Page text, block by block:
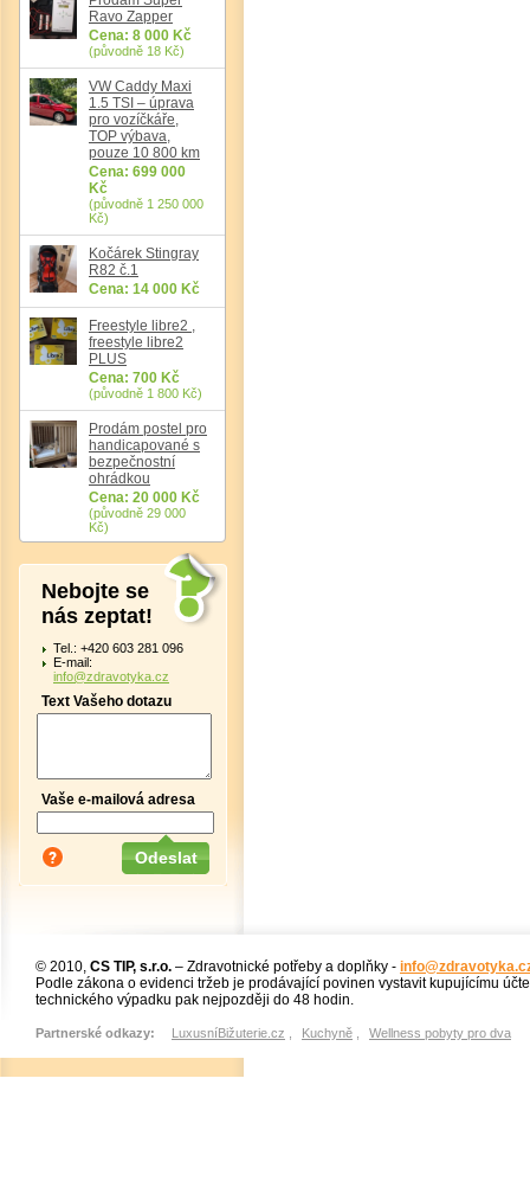
Ravo Zapper
Cena: 8 000 Kč
(původně 18 Kč)
VW Caddy Maxi
1.5 TSI – úprava
pro vozíčkáře,
TOP výbava,
pouze 10 800 km
Cena: 699 000
Kč
(původně 1 250 000
Kč)
Kočárek Stingray
R82 č.1
Cena: 14 000 Kč
Freestyle libre2 ,
freestyle libre2
PLUS
Cena: 700 Kč
(původně 1 800 Kč)
Prodám postel pro
handicapované s
bezpečnostní
ohrádkou
Cena: 20 000 Kč
(původně 29 000
Kč)
Nebojte se
nás zeptat!
Tel.: +420 603 281 096
E-mail:
info@zdravotyka.cz
Text Vašeho dotazu
Vaše e-mailová adresa
© 2010, CS TIP, s.r.o. – Zdravotnické potřeby a doplňky -
Podle zákona o evidenci tržeb je prodávající povinen vystavit kupujícímu
technického výpadku pak nejpozději do 48 hodin.
Partnerské odkazy: LuxusníBižuterie.cz Kuchyně Wellness pobyty pro dva